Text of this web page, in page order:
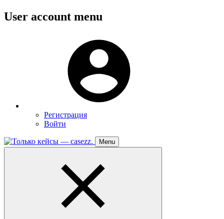
Перейти
к
User account menu
Регистрация
Войти
Menu
Toggle